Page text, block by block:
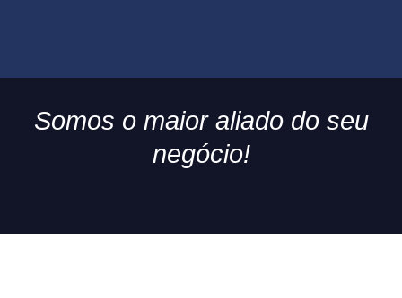
Somos o maior aliado do seu
negócio!